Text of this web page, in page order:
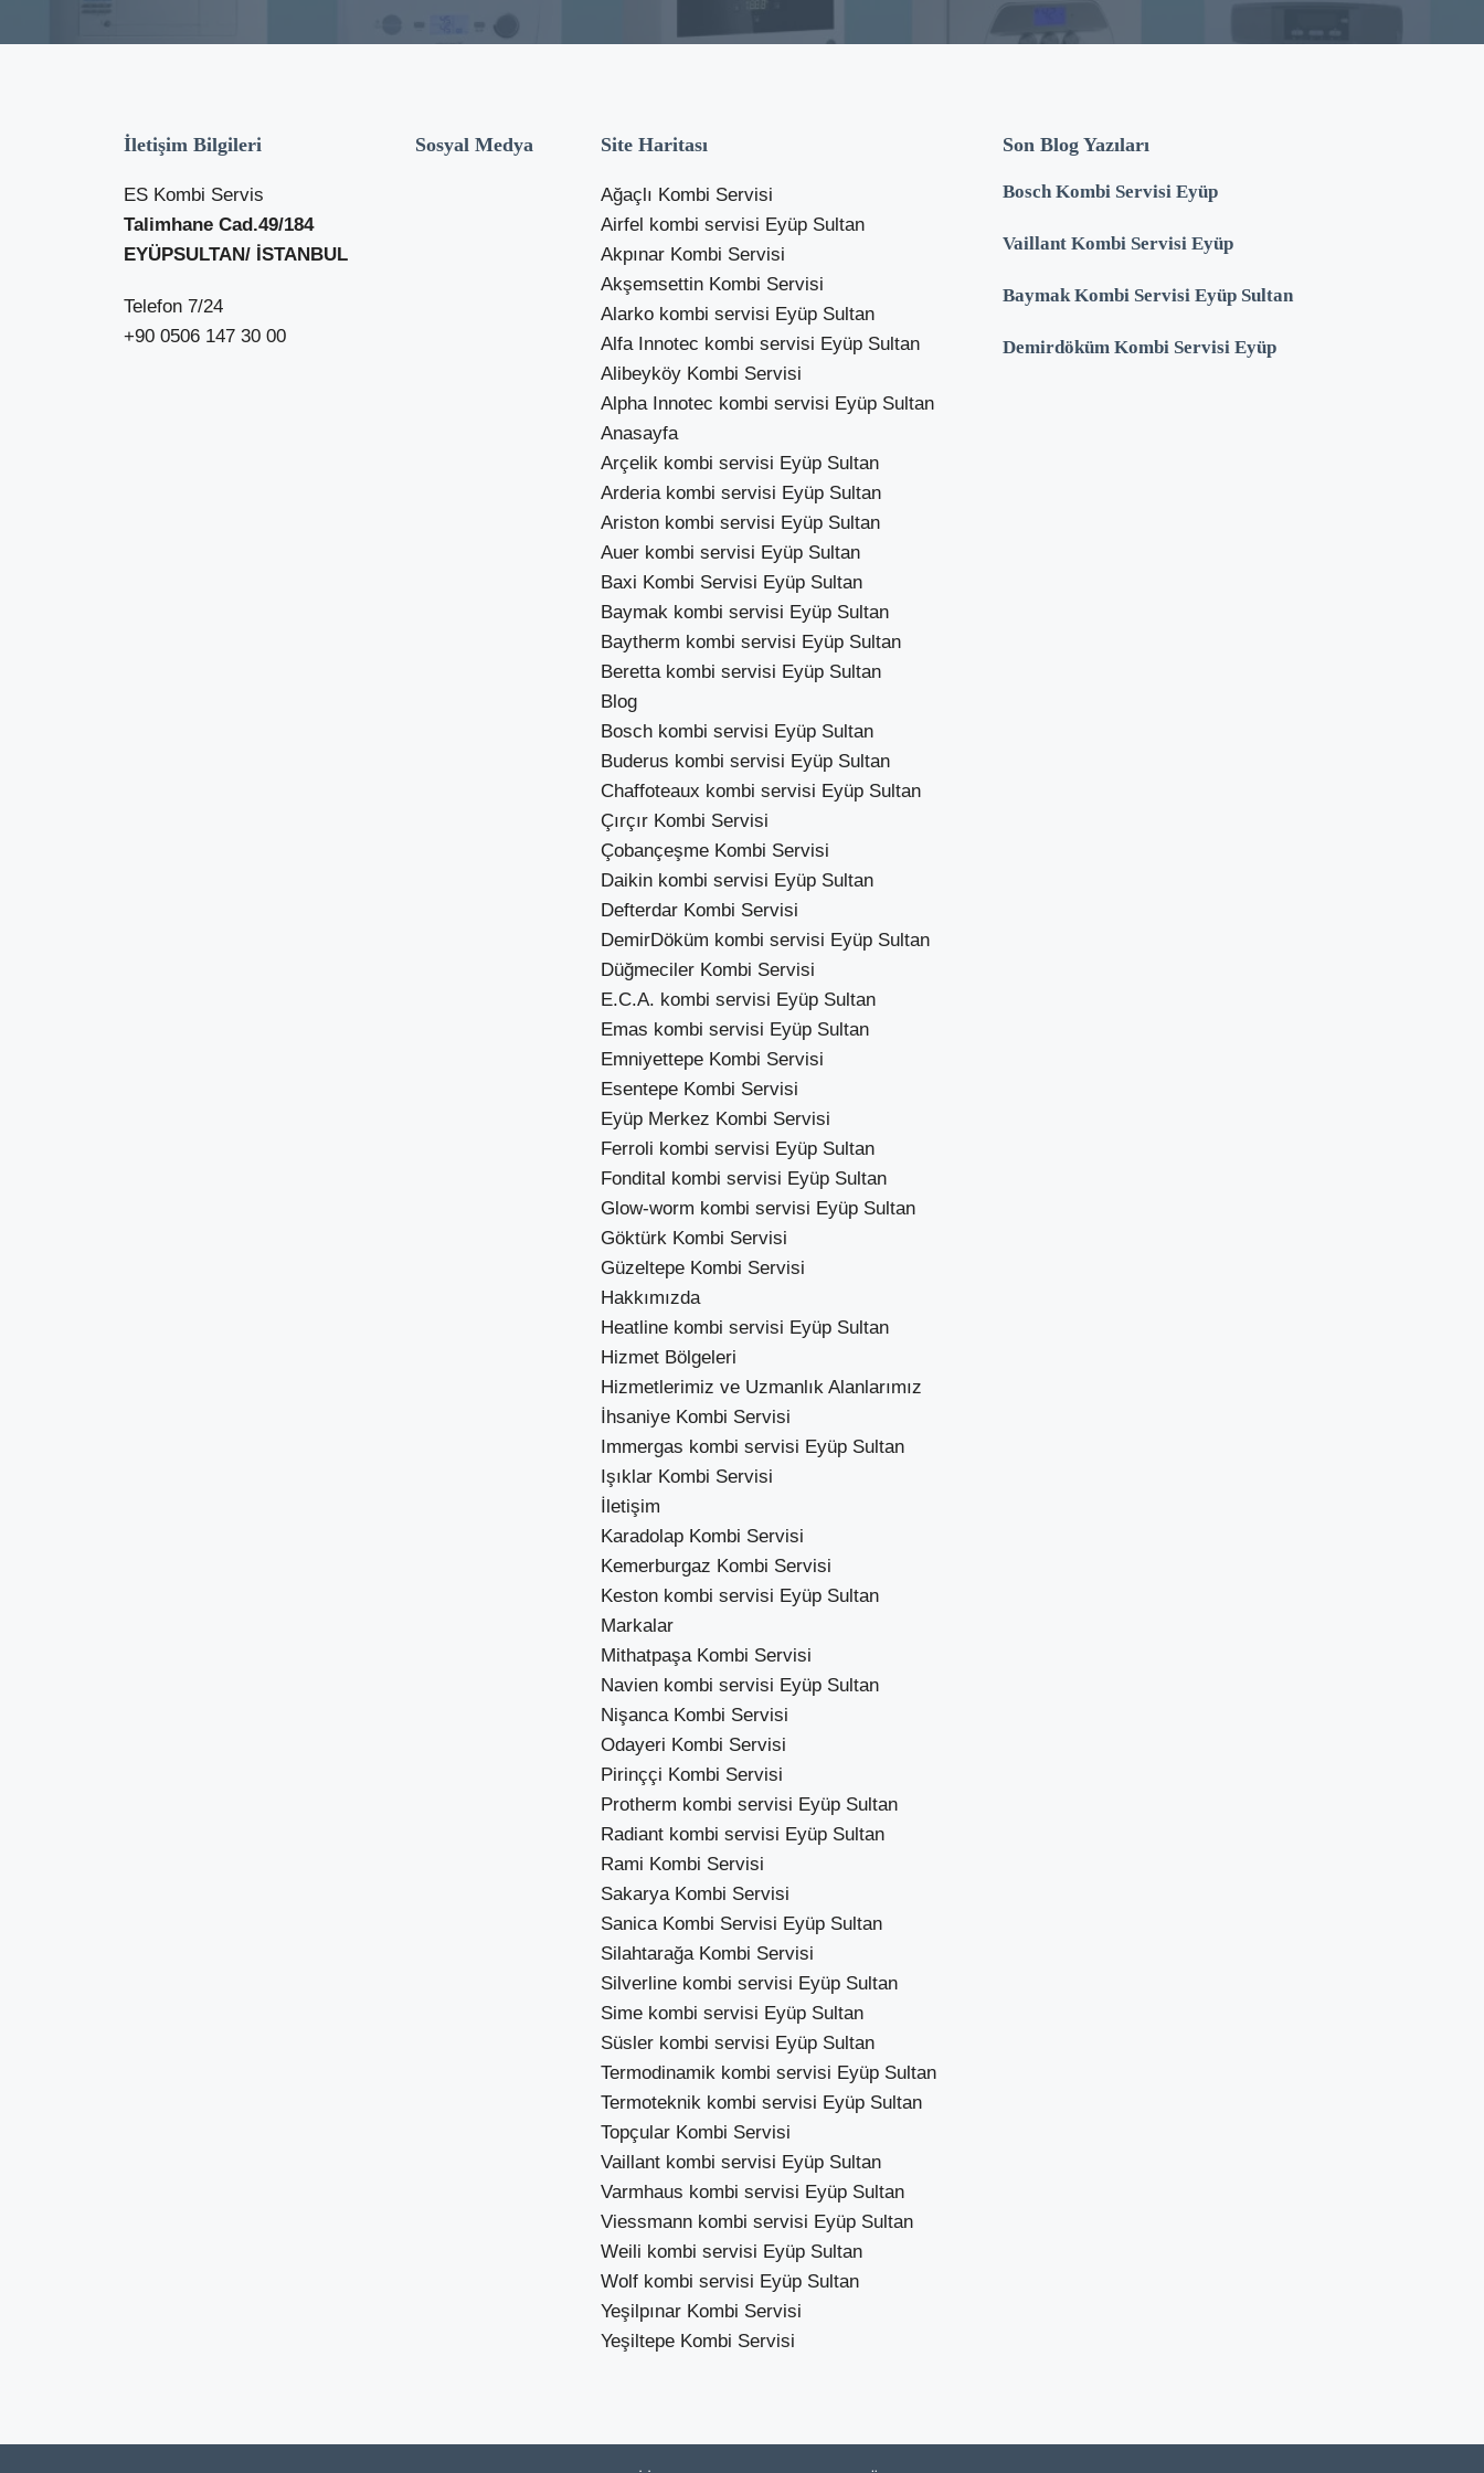
İletişim Bilgileri
ES Kombi Servis
Talimhane Cad.49/184
EYÜPSULTAN/ İSTANBUL
Telefon 7/24
+90 0506 147 30 00
Sosyal Medya Site Haritası
Ağaçlı Kombi Servisi
Airfel kombi servisi Eyüp Sultan
Akpınar Kombi Servisi
Akşemsettin Kombi Servisi
Alarko kombi servisi Eyüp Sultan
Alfa Innotec kombi servisi Eyüp Sultan
Alibeyköy Kombi Servisi
Alpha Innotec kombi servisi Eyüp Sultan
Anasayfa
Arçelik kombi servisi Eyüp Sultan
Arderia kombi servisi Eyüp Sultan
Ariston kombi servisi Eyüp Sultan
Auer kombi servisi Eyüp Sultan
Baxi Kombi Servisi Eyüp Sultan
Baymak kombi servisi Eyüp Sultan
Baytherm kombi servisi Eyüp Sultan
Beretta kombi servisi Eyüp Sultan
Blog
Bosch kombi servisi Eyüp Sultan
Buderus kombi servisi Eyüp Sultan
Chaffoteaux kombi servisi Eyüp Sultan
Çırçır Kombi Servisi
Çobançeşme Kombi Servisi
Daikin kombi servisi Eyüp Sultan
Defterdar Kombi Servisi
DemirDöküm kombi servisi Eyüp Sultan
Düğmeciler Kombi Servisi
E.C.A. kombi servisi Eyüp Sultan
Emas kombi servisi Eyüp Sultan
Emniyettepe Kombi Servisi
Esentepe Kombi Servisi
Eyüp Merkez Kombi Servisi
Ferroli kombi servisi Eyüp Sultan
Fondital kombi servisi Eyüp Sultan
Glow-worm kombi servisi Eyüp Sultan
Göktürk Kombi Servisi
Güzeltepe Kombi Servisi
Hakkımızda
Heatline kombi servisi Eyüp Sultan
Hizmet Bölgeleri
Hizmetlerimiz ve Uzmanlık Alanlarımız
İhsaniye Kombi Servisi
Immergas kombi servisi Eyüp Sultan
Işıklar Kombi Servisi
İletişim
Karadolap Kombi Servisi
Kemerburgaz Kombi Servisi
Keston kombi servisi Eyüp Sultan
Markalar
Mithatpaşa Kombi Servisi
Navien kombi servisi Eyüp Sultan
Nişanca Kombi Servisi
Odayeri Kombi Servisi
Pirinççi Kombi Servisi
Protherm kombi servisi Eyüp Sultan
Radiant kombi servisi Eyüp Sultan
Rami Kombi Servisi
Sakarya Kombi Servisi
Sanica Kombi Servisi Eyüp Sultan
Silahtarağa Kombi Servisi
Silverline kombi servisi Eyüp Sultan
Sime kombi servisi Eyüp Sultan
Süsler kombi servisi Eyüp Sultan
Termodinamik kombi servisi Eyüp Sultan
Termoteknik kombi servisi Eyüp Sultan
Topçular Kombi Servisi
Vaillant kombi servisi Eyüp Sultan
Varmhaus kombi servisi Eyüp Sultan
Viessmann kombi servisi Eyüp Sultan
Weili kombi servisi Eyüp Sultan
Wolf kombi servisi Eyüp Sultan
Yeşilpınar Kombi Servisi
Yeşiltepe Kombi Servisi
Son Blog Yazıları
Bosch Kombi Servisi Eyüp
Vaillant Kombi Servisi Eyüp
Baymak Kombi Servisi Eyüp Sultan
Demirdöküm Kombi Servisi Eyüp